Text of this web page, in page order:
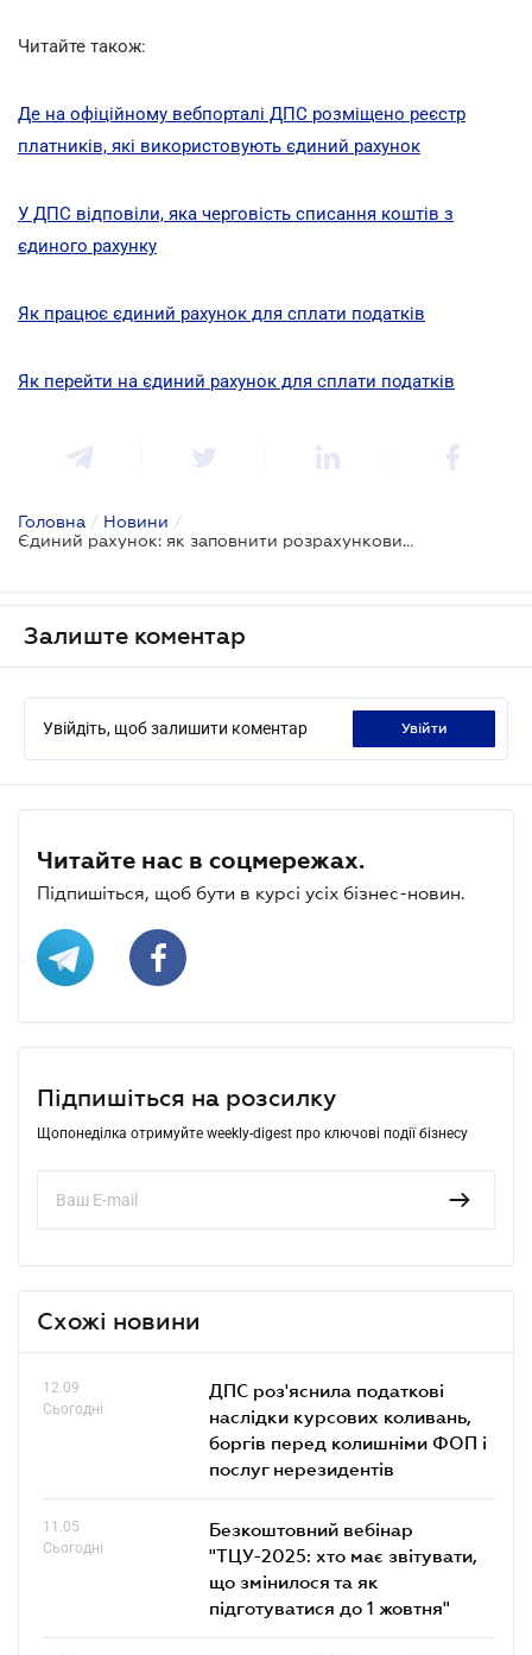
Читайте також:
Де на офіційному вебпорталі ДПС розміщено реєстр
платників, які використовують єдиний рахунок
У ДПС відповіли, яка черговість списання коштів з
єдиного рахунку
Як працює єдиний рахунок для сплати податків
Як перейти на єдиний рахунок для сплати податків
Головна / Новини /
Єдиний рахунок: як заповнити розрахунковий документ для зарахування коштів
Залиште коментар
Увійдіть, щоб залишити коментар увійти
Читайте нас в соцмережах.
Підпишіться, щоб бути в курсі усіх бізнес-новин.
Підпишіться на розсилку
Щопонеділка отримуйте weekly-digest про ключові події бізнесу
Схожі новини
12.09
Сьогодні
ДПС роз'яснила податкові
наслідки курсових коливань,
боргів перед колишніми ФОП і
послуг нерезидентів
11.05
Сьогодні
Безкоштовний вебінар
"ТЦУ-2025: хто має звітувати,
що змінилося та як
підготуватися до 1 жовтня"